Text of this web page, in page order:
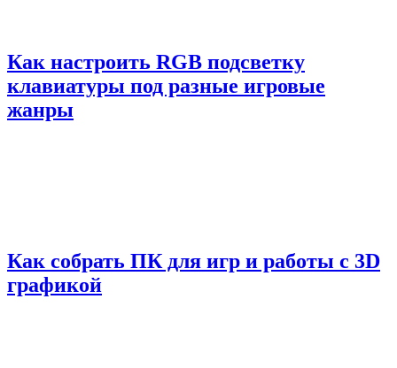
Как настроить RGB подсветку
клавиатуры под разные игровые
жанры
Как собрать ПК для игр и работы с 3D
графикой